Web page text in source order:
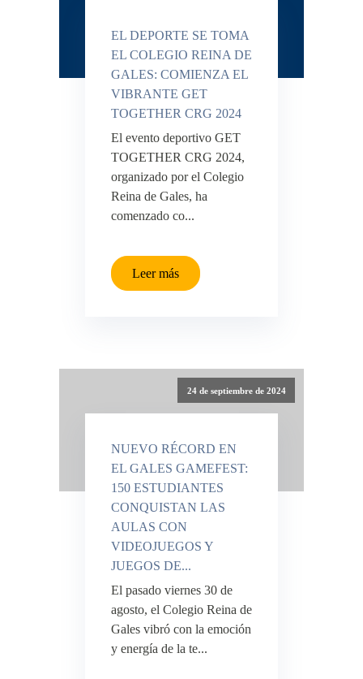
EL DEPORTE SE TOMA
EL COLEGIO REINA DE
GALES: COMIENZA EL
VIBRANTE GET
TOGETHER CRG 2024
El evento deportivo GET
TOGETHER CRG 2024,
organizado por el Colegio
Reina de Gales, ha
comenzado co...
Leer más
24 de septiembre de 2024
NUEVO RÉCORD EN
EL GALES GAMEFEST:
150 ESTUDIANTES
CONQUISTAN LAS
AULAS CON
VIDEOJUEGOS Y
JUEGOS DE...
El pasado viernes 30 de
agosto, el Colegio Reina de
Gales vibró con la emoción
y energía de la te...